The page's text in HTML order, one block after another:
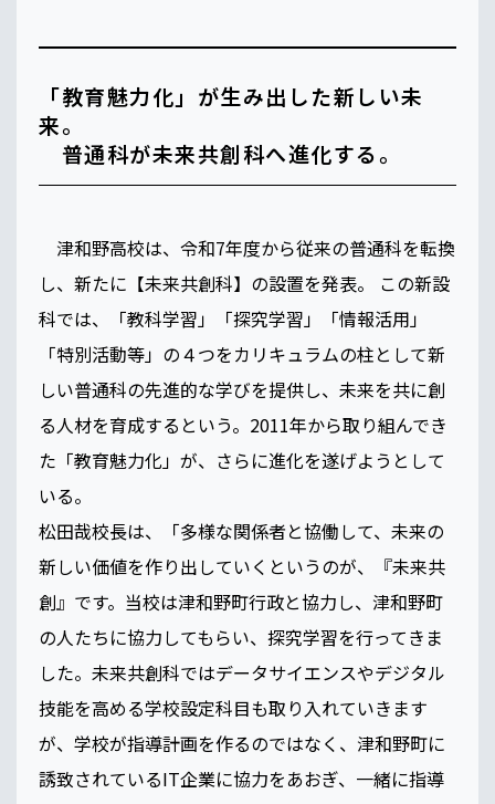
「教育魅力化」が生み出した新しい未
来。
普通科が未来共創科へ進化する。
津和野高校は、令和7年度から従来の普通科を転換
し、新たに【未来共創科】の設置を発表。 この新設
科では、「教科学習」「探究学習」「情報活用」
「特別活動等」の４つをカリキュラムの柱として新
しい普通科の先進的な学びを提供し、未来を共に創
る人材を育成するという。2011年から取り組んでき
た「教育魅力化」が、さらに進化を遂げようとして
いる。
松田哉校長は、「多様な関係者と協働して、未来の
新しい価値を作り出していくというのが、『未来共
創』です。当校は津和野町行政と協力し、津和野町
の人たちに協力してもらい、探究学習を行ってきま
した。未来共創科ではデータサイエンスやデジタル
技能を高める学校設定科目も取り入れていきます
が、学校が指導計画を作るのではなく、津和野町に
誘致されているIT企業に協力をあおぎ、一緒に指導